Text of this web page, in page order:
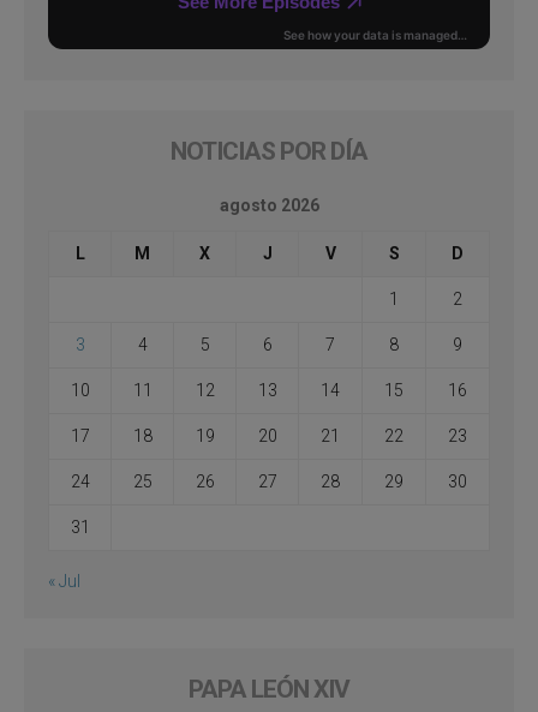
NOTICIAS POR DÍA
agosto 2026
L M X J V S D
1 2
3 4 5 6 7 8 9
10 11 12 13 14 15 16
17 18 19 20 21 22 23
24 25 26 27 28 29 30
31
« Jul
PAPA LEÓN XIV